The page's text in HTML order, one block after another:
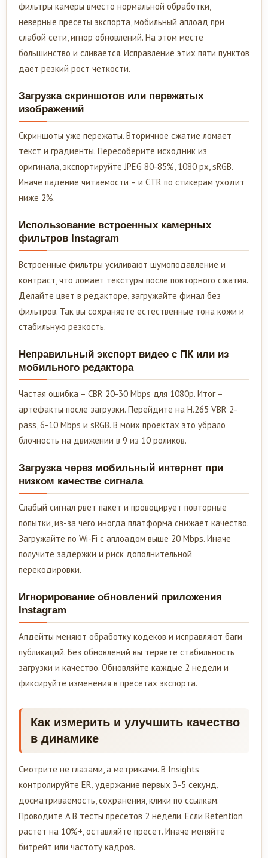
фильтры камеры вместо нормальной обработки,
неверные пресеты экспорта, мобильный аплоад при
слабой сети, игнор обновлений. На этом месте
большинство и сливается. Исправление этих пяти пунктов
дает резкий рост четкости.
Загрузка скриншотов или пережатых
изображений
Скриншоты уже пережаты. Вторичное сжатие ломает
текст и градиенты. Пересоберите исходник из
оригинала, экспортируйте JPEG 80-85%, 1080 px, sRGB.
Иначе падение читаемости – и CTR по стикерам уходит
ниже 2%.
Использование встроенных камерных
фильтров Instagram
Встроенные фильтры усиливают шумоподавление и
контраст, что ломает текстуры после повторного сжатия.
Делайте цвет в редакторе, загружайте финал без
фильтров. Так вы сохраняете естественные тона кожи и
стабильную резкость.
Неправильный экспорт видео с ПК или из
мобильного редактора
Частая ошибка – CBR 20-30 Mbps для 1080p. Итог –
артефакты после загрузки. Перейдите на H.265 VBR 2-
pass, 6-10 Mbps и sRGB. В моих проектах это убрало
блочность на движении в 9 из 10 роликов.
Загрузка через мобильный интернет при
низком качестве сигнала
Слабый сигнал рвет пакет и провоцирует повторные
попытки, из-за чего иногда платформа снижает качество.
Загружайте по Wi-Fi с аплоадом выше 20 Mbps. Иначе
получите задержки и риск дополнительной
перекодировки.
Игнорирование обновлений приложения
Instagram
Апдейты меняют обработку кодеков и исправляют баги
публикаций. Без обновлений вы теряете стабильность
загрузки и качество. Обновляйте каждые 2 недели и
фиксируйте изменения в пресетах экспорта.
Как измерить и улучшить качество
в динамике
Смотрите не глазами, а метриками. В Insights
контролируйте ER, удержание первых 3-5 секунд,
досматриваемость, сохранения, клики по ссылкам.
Проводите A B тесты пресетов 2 недели. Если Retention
растет на 10%+, оставляйте пресет. Иначе меняйте
битрейт или частоту кадров.